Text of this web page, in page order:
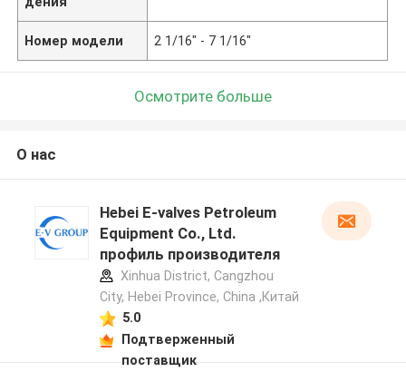
Номер модели 2 1/16" - 7 1/16"
Осмотрите больше
О нас
Hebei E-valves Petroleum
Equipment Co., Ltd.
профиль производителя
Xinhua District, Cangzhou
City, Hebei Province, China ,Китай
5.0
Подтверженный
поставщик